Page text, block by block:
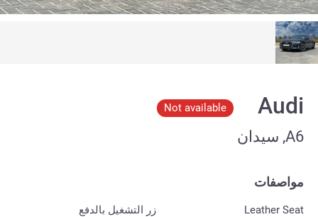
Audi
A6, سيدان
Not available
مواصفات
Leather Seat
زر التشغيل بالدفع